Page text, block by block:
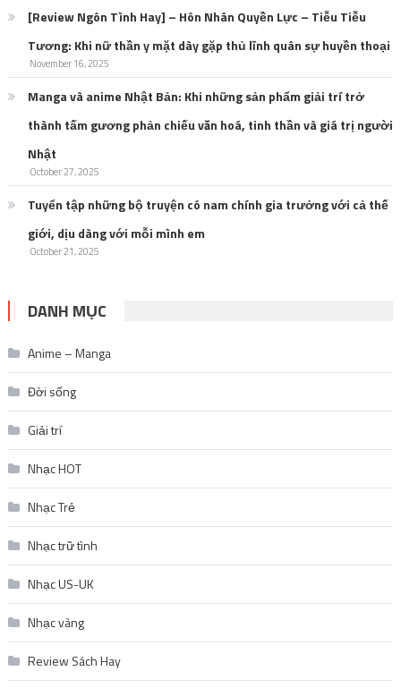
[Review Ngôn Tình Hay] – Hôn Nhân Quyền Lực – Tiễu Tiễu
Tương: Khi nữ thần y mặt dày gặp thủ lĩnh quân sự huyền thoại
November 16, 2025
Manga và anime Nhật Bản: Khi những sản phẩm giải trí trở
thành tấm gương phản chiếu văn hoá, tinh thần và giá trị người
Nhật
October 27, 2025
Tuyển tập những bộ truyện có nam chính gia trưởng với cả thế
giới, dịu dàng với mỗi mình em
October 21, 2025
DANH MỤC
Anime – Manga
Đời sống
Giải trí
Nhạc HOT
Nhạc Trẻ
Nhạc trữ tình
Nhạc US-UK
Nhạc vàng
Review Sách Hay